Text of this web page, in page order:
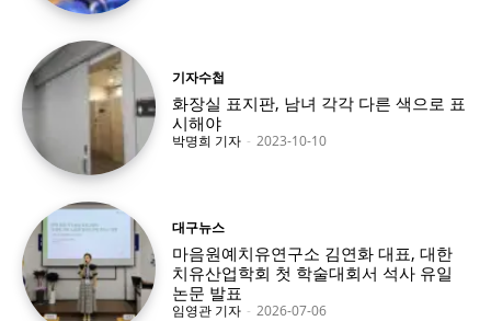
기자수첩
화장실 표지판, 남녀 각각 다른 색으로 표
시해야
박명희 기자 - 2023-10-10
대구뉴스
마음원예치유연구소 김연화 대표, 대한
치유산업학회 첫 학술대회서 석사 유일
논문 발표
임영관 기자 - 2026-07-06